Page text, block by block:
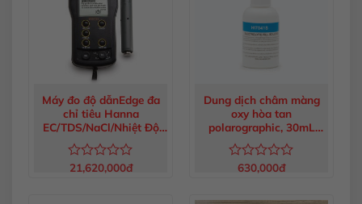
Máy đo độ dẫnEdge đa
chỉ tiêu Hanna
EC/TDS/NaCl/Nhiệt Độ
HI2030-02
Được
21,620,000đ
Dung dịch châm màng
oxy hòa tan
polarographic, 30mL
HI7041S
Được
630,000đ